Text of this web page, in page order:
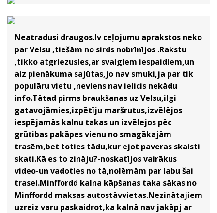
Neatradusi draugos.lv ceļojumu aprakstos neko
par Velsu ,tiešām no sirds nobrīnījos .Rakstu
,tikko atgriezusies,ar svaigiem iespaidiem,un
aiz pienākuma sajūtas,jo nav smuki,ja par tik
populāru vietu ,neviens nav ielicis nekādu
info.Tātad pirms braukšanas uz Velsu,ilgi
gatavojāmies,izpētīju maršrutus,izvēlējos
iespējamās kalnu takas un izvēlejos pēc
grūtibas pakāpes vienu no smagākajām
trasēm,bet toties tādu,kur ejot paveras skaisti
skati.Kā es to zināju?-noskatījos vairākus
video-un vadoties no tā,nolēmām par labu šai
trasei.Minffordd kalna kāpšanas taka sākas no
Minffordd maksas autostāvvietas.Nezinātajiem
uzreiz varu paskaidrot,ka kalnā nav jakāpj ar